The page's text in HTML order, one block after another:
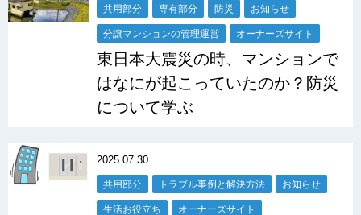
共用部分 専有部分 防災 お知らせ
分譲マンションの管理運営 オーナーズサイト
東日本大震災の時、マンションで
はなにが起こっていたのか？防災
について学ぶ
2025.07.30
共用部分 トラブル事例と解決方法 お知らせ
生活お役立ち オーナーズサイト